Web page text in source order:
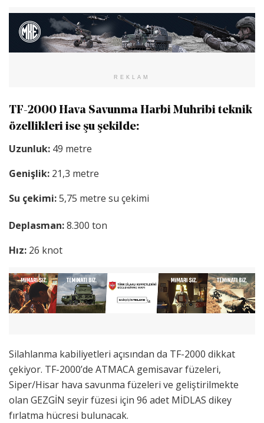
REKLAM
TF-2000 Hava Savunma Harbi Muhribi teknik
özellikleri ise şu şekilde:
Uzunluk: 49 metre
Genişlik: 21,3 metre
Su çekimi:5,75 metre su çekimi
Deplasman:8.300 ton
Hız: 26 knot
Silahlanma kabiliyetleri açısından da TF-2000 dikkat
çekiyor. TF-2000’de ATMACA gemisavar füzeleri,
Siper/Hisar hava savunma füzeleri ve geliştirilmekte
olan GEZGİN seyir füzesi için 96 adet MİDLAS dikey
fırlatma hücresi bulunacak.